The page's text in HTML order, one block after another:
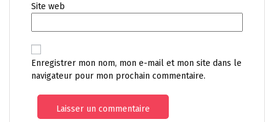
Site web
Enregistrer mon nom, mon e-mail et mon site dans le
navigateur pour mon prochain commentaire.